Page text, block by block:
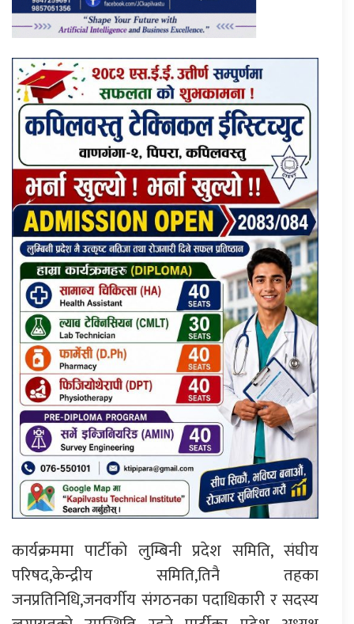
कार्यक्रममा पार्टीको लुम्बिनी प्रदेश समिति, संघीय
परिषद,केन्द्रीय समिति,तिनै तहका
जनप्रतिनिधि,जनवर्गीय संगठनका पदाधिकारी र सदस्य